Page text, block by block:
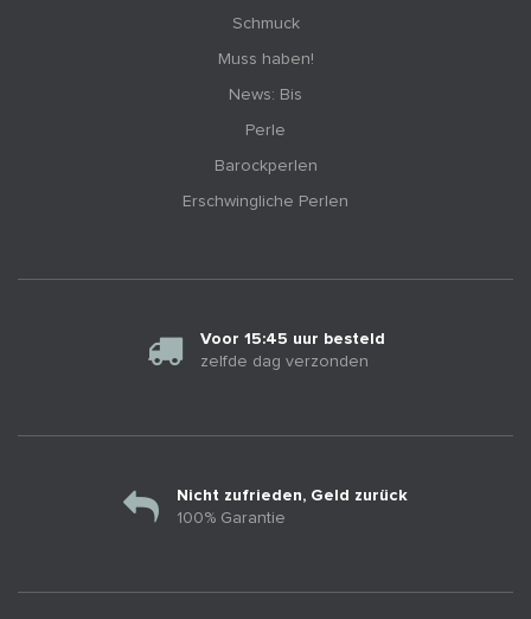
Schmuck
Muss haben!
News: Bis
Perle
Barockperlen
Erschwingliche Perlen
Voor 15:45 uur besteld
zelfde dag verzonden
Nicht zufrieden, Geld zurück
100% Garantie